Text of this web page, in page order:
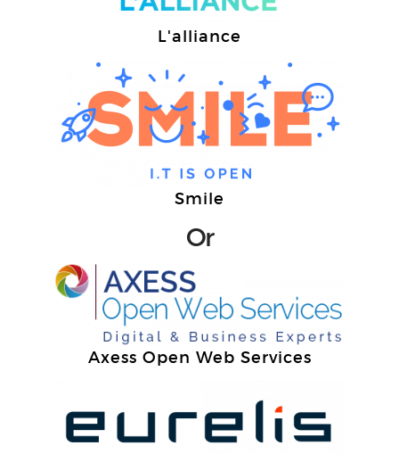
L'alliance
Smile
Or
Axess Open Web Services